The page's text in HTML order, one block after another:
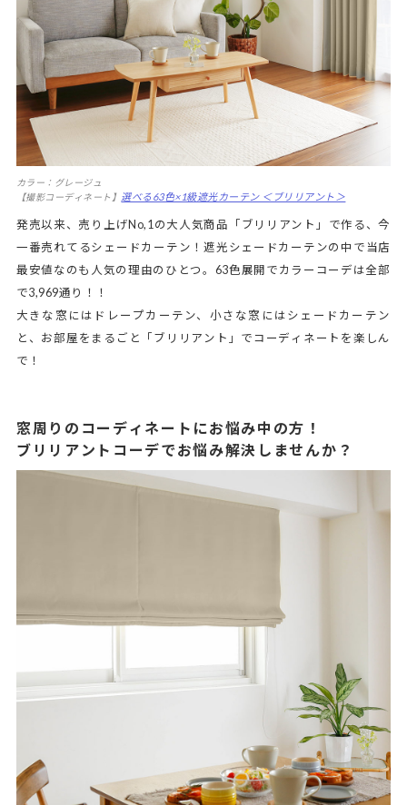
カラー：グレージュ
【撮影コーディネート】 選べる63色×1級遮光カーテン ＜ブリリアント＞
発売以来、売り上げNo,1の大人気商品「ブリリアント」で作る、今
一番売れてるシェードカーテン！遮光シェードカーテンの中で当店
最安値なのも人気の理由のひとつ。63色展開でカラーコーデは全部
で3,969通り！！
大きな窓にはドレープカーテン、小さな窓にはシェードカーテン
と、お部屋をまるごと「ブリリアント」でコーディネートを楽しん
で！
窓周りのコーディネートにお悩み中の方！
ブリリアントコーデでお悩み解決しませんか？